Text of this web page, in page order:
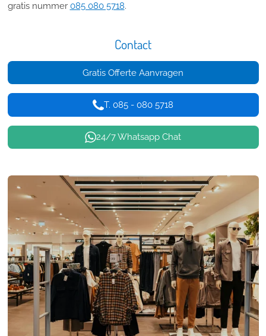
gratis nummer 085 080 5718.
Contact
Gratis Offerte Aanvragen
T. 085 - 080 5718
24/7 Whatsapp Chat